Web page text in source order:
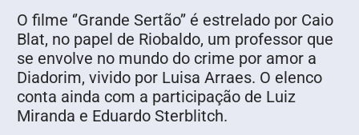
O filme ‘’Grande Sertão’’ é estrelado por Caio
Blat, no papel de Riobaldo, um professor que
se envolve no mundo do crime por amor a
Diadorim, vivido por Luisa Arraes. O elenco
conta ainda com a participação de Luiz
Miranda e Eduardo Sterblitch.